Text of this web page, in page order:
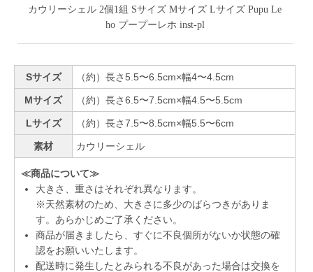
カウリーシェル 2個1組 Sサイズ Mサイズ Lサイズ Pupu Le
ho プープーレホ inst-pl
Sサイズ （約）長さ5.5〜6.5cm×幅4〜4.5cm
Mサイズ （約）長さ6.5〜7.5cm×幅4.5〜5.5cm
Lサイズ （約）長さ7.5〜8.5cm×幅5.5〜6cm
素材 カウリーシェル
≪商品について≫
大きさ、重さはそれぞれ異なります。
※天然素材のため、大きさに多少のばらつきがありま
す。あらかじめご了承ください。
商品が届きましたら、すぐに不良個所がないか状態の確
認をお願いいたします。
配送時に発生したとみられる不良があった場合は交換を